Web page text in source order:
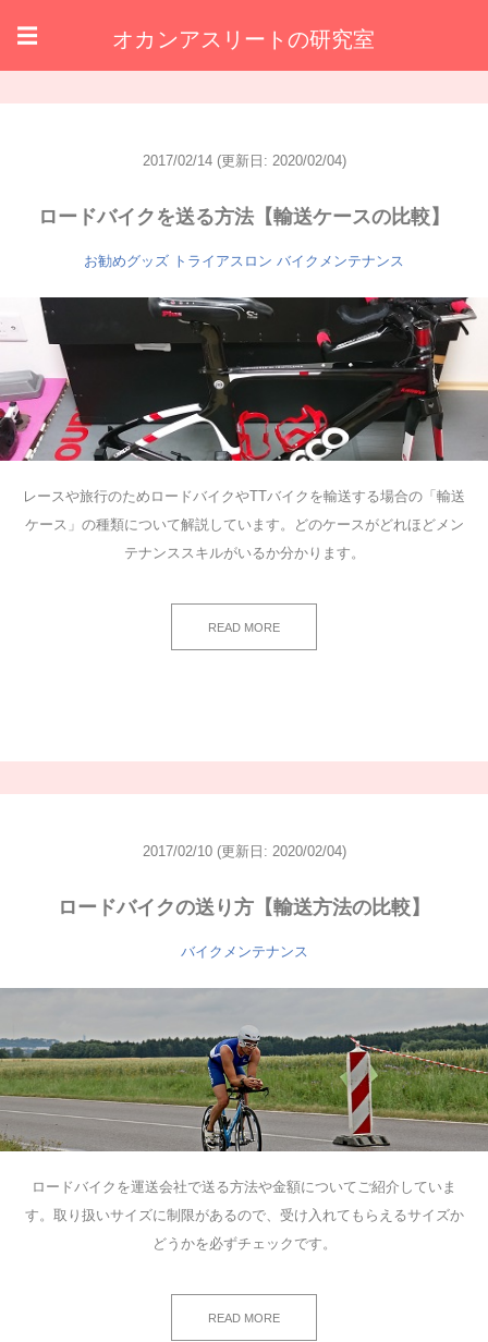
☰ オカンアスリートの研究室
2017/02/14 (更新日: 2020/02/04)
ロードバイクを送る方法【輸送ケースの比較】
お勧めグッズ トライアスロン バイクメンテナンス
レースや旅行のためロードバイクやTTバイクを輸送する場合の「輸送
ケース」の種類について解説しています。どのケースがどれほどメン
テナンススキルがいるか分かります。
READ MORE
2017/02/10 (更新日: 2020/02/04)
ロードバイクの送り方【輸送方法の比較】
バイクメンテナンス
ロードバイクを運送会社で送る方法や金額についてご紹介していま
す。取り扱いサイズに制限があるので、受け入れてもらえるサイズか
どうかを必ずチェックです。
READ MORE